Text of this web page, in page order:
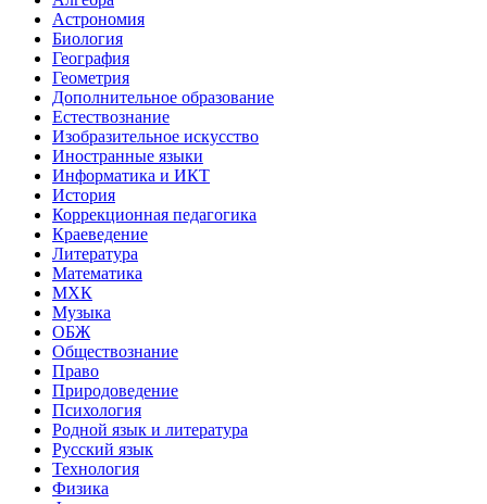
Астрономия
Биология
География
Геометрия
Дополнительное образование
Естествознание
Изобразительное искусство
Иностранные языки
Информатика и ИКТ
История
Коррекционная педагогика
Краеведение
Литература
Математика
МХК
Музыка
ОБЖ
Обществознание
Право
Природоведение
Психология
Родной язык и литература
Русский язык
Технология
Физика